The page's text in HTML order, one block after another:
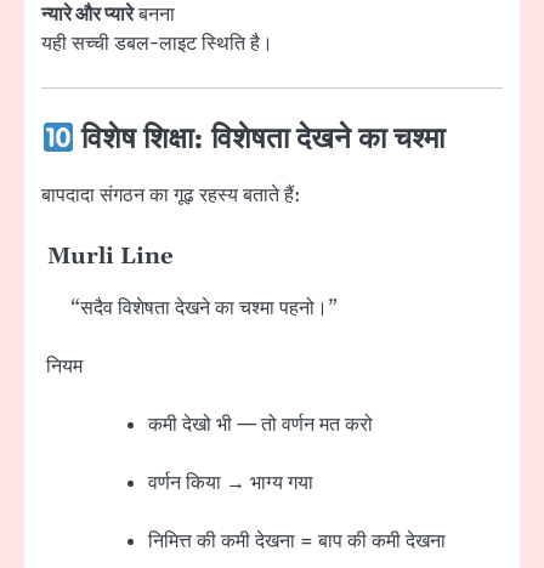
न्यारे और प्यारेबनना
यही सच्ची डबल-लाइट स्थिति है।
विशेष शिक्षा: विशेषता देखने का चश्मा
बापदादा संगठन का गूढ़ रहस्य बताते हैं:
Murli Line
“सदैव विशेषता देखने का चश्मा पहनो।”
नियम
कमी देखो भी — तो वर्णन मत करो
वर्णन किया → भाग्य गया
निमित्त की कमी देखना = बाप की कमी देखना